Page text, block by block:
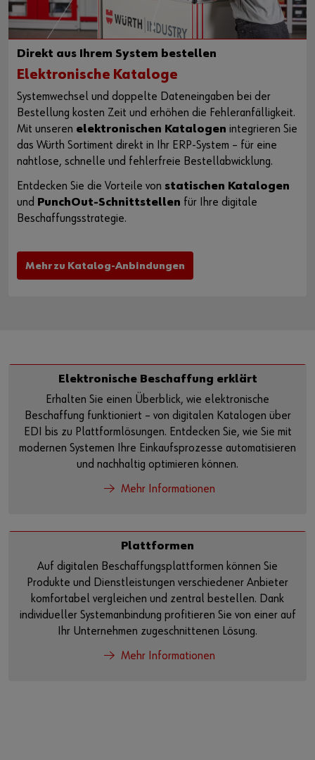
Direkt aus Ihrem System bestellen
Elektronische Kataloge
Systemwechsel und doppelte Dateneingaben bei der
Bestellung kosten Zeit und erhöhen die Fehleranfälligkeit.
Mit unseren elektronischen Katalogen integrieren Sie
das Würth Sortiment direkt in Ihr ERP-System – für eine
nahtlose, schnelle und fehlerfreie Bestellabwicklung.
Entdecken Sie die Vorteile von statischen Katalogen
und PunchOut-Schnittstellen für Ihre digitale
Beschaffungsstrategie.
Mehr zu Katalog-Anbindungen
Elektronische Beschaffung erklärt
Erhalten Sie einen Überblick, wie elektronische
Beschaffung funktioniert – von digitalen Katalogen über
EDI bis zu Plattformlösungen. Entdecken Sie, wie Sie mit
modernen Systemen Ihre Einkaufsprozesse automatisieren
und nachhaltig optimieren können.
Mehr Informationen
Plattformen
Auf digitalen Beschaffungsplattformen können Sie
Produkte und Dienstleistungen verschiedener Anbieter
komfortabel vergleichen und zentral bestellen. Dank
individueller Systemanbindung profitieren Sie von einer auf
Ihr Unternehmen zugeschnittenen Lösung.
Mehr Informationen